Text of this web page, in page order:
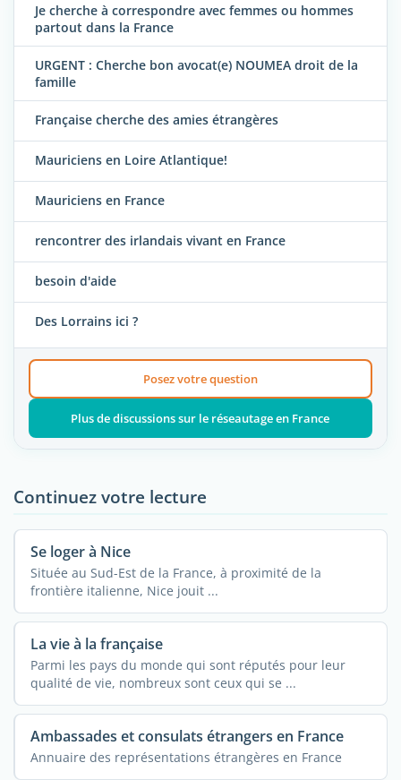
Je cherche à correspondre avec femmes ou hommes
partout dans la France
URGENT : Cherche bon avocat(e) NOUMEA droit de la
famille
Française cherche des amies étrangères
Mauriciens en Loire Atlantique!
Mauriciens en France
rencontrer des irlandais vivant en France
besoin d'aide
Des Lorrains ici ?
Posez votre question
Plus de discussions sur le réseautage en France
Continuez votre lecture
Se loger à Nice
Située au Sud-Est de la France, à proximité de la
frontière italienne, Nice jouit ...
La vie à la française
Parmi les pays du monde qui sont réputés pour leur
qualité de vie, nombreux sont ceux qui se ...
Ambassades et consulats étrangers en France
Annuaire des représentations étrangères en France